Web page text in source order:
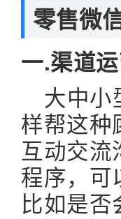
零售微
一.渠道
大中小
样帮这种
互动交流
程序，可
比如是